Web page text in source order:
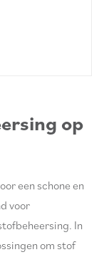
op
een schone en
voor
In
om stof